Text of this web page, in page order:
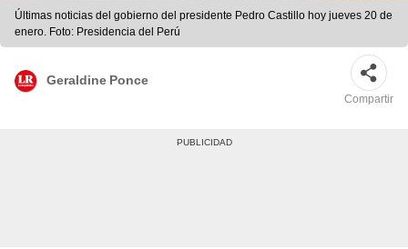
Últimas noticias del gobierno del presidente Pedro Castillo hoy jueves 20 de
enero. Foto: Presidencia del Perú
Geraldine Ponce
Compartir